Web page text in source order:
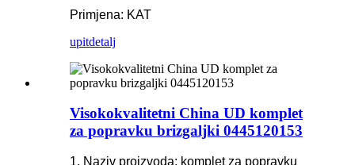
Primjena: KAT
upitdetalj
Visokokvalitetni China UD komplet
za popravku brizgaljki 0445120153
1. Naziv proizvoda: komplet za popravku